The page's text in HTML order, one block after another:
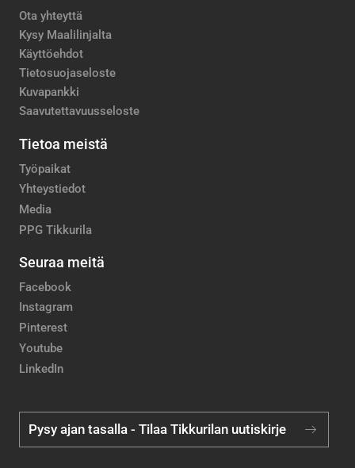
Ota yhteyttä
Kysy Maalilinjalta
Käyttöehdot
Tietosuojaseloste
Kuvapankki
Saavutettavuusseloste
Tietoa meistä
Työpaikat
Yhteystiedot
Media
PPG Tikkurila
Seuraa meitä
Facebook
Instagram
Pinterest
Youtube
LinkedIn
Pysy ajan tasalla - Tilaa Tikkurilan uutiskirje